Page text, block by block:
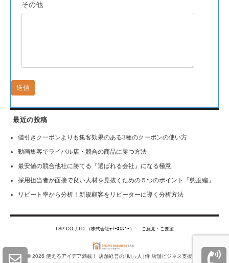
その他
最近の投稿
値引きクーポンよりも集客効果のある3種のクーポンの使い方
動画集客でライバル店・競合の商品に勝つ方法
最安値の競合他社に勝てる『選ばれる会社』になる極意
採用担当者が面接で良い人材を見抜くための５つのポイント「態度編」
リピート率から分析！新規顧客をリピーターに導く分析方法
TSP CO.,LTD.（株式会社ﾃｨｰｴｽﾋﾟｰ） ご意見・ご要望
© 2026 使えるアイデア満載！ 店舗経営の｢助っ人｣侍 店舗ビジネス支援ラボ